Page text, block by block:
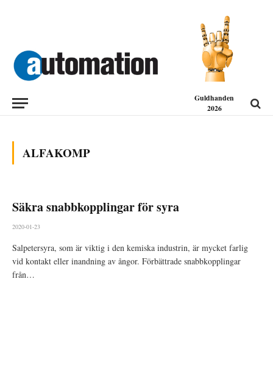
Guldhanden
2026
ALFAKOMP
Säkra snabbkopplingar för syra
2020-01-23
Salpetersyra, som är viktig i den kemiska industrin, är mycket farlig
vid kontakt eller inandning av ångor. Förbättrade snabbkopplingar
från…